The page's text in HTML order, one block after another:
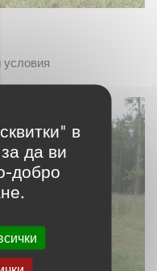
в
да ви
добро